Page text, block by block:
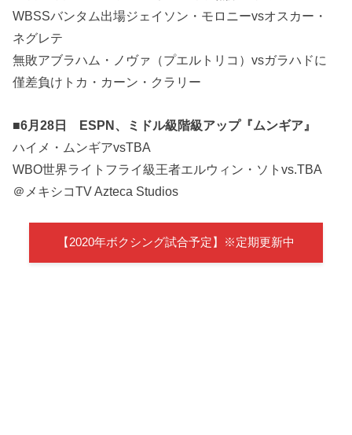
WBSSバンタム出場ジェイソン・モロニーvsオスカー・
ネグレテ
無敗アブラハム・ノヴァ（プエルトリコ）vsガラハドに
僅差負けトカ・カーン・クラリー
■6月28日 ESPN、ミドル級階級アップ『ムンギア』
ハイメ・ムンギアvsTBA
WBO世界ライトフライ級王者エルウィン・ソトvs.TBA
＠メキシコTV Azteca Studios
【2020年ボクシング試合予定】※定期更新中